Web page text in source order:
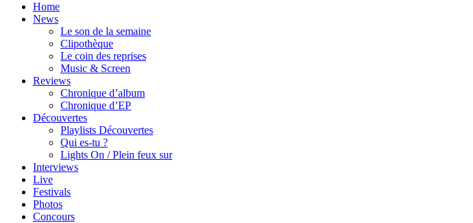
Home
News
Le son de la semaine
Clipothèque
Le coin des reprises
Music & Screen
Reviews
Chronique d’album
Chronique d’EP
Découvertes
Playlists Découvertes
Qui es-tu ?
Lights On / Plein feux sur
Interviews
Live
Festivals
Photos
Concours